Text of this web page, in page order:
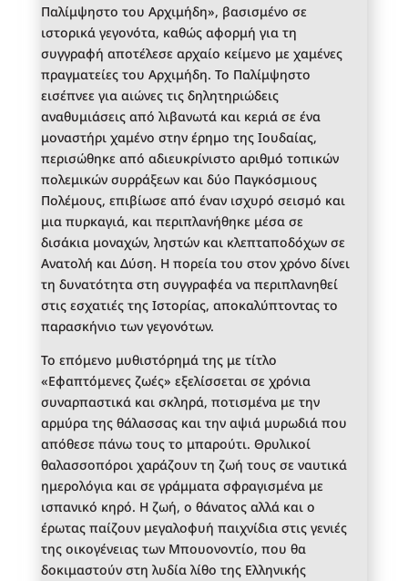
Παλίμψηστο του Αρχιμήδη», βασισμένο σε
ιστορικά γεγονότα, καθώς αφορμή για τη
συγγραφή αποτέλεσε αρχαίο κείμενο με χαμένες
πραγματείες του Αρχιμήδη. Το Παλίμψηστο
εισέπνεε για αιώνες τις δηλητηριώδεις
αναθυμιάσεις από λιβανωτά και κεριά σε ένα
μοναστήρι χαμένο στην έρημο της Ιουδαίας,
περισώθηκε από αδιευκρίνιστο αριθμό τοπικών
πολεμικών συρράξεων και δύο Παγκόσμιους
Πολέμους, επιβίωσε από έναν ισχυρό σεισμό και
μια πυρκαγιά, και περιπλανήθηκε μέσα σε
δισάκια μοναχών, ληστών και κλεπταποδόχων σε
Ανατολή και Δύση. Η πορεία του στον χρόνο δίνει
τη δυνατότητα στη συγγραφέα να περιπλανηθεί
στις εσχατιές της Ιστορίας, αποκαλύπτοντας το
παρασκήνιο των γεγονότων.
Το επόμενο μυθιστόρημά της με τίτλο
«Εφαπτόμενες ζωές» εξελίσσεται σε χρόνια
συναρπαστικά και σκληρά, ποτισμένα με την
αρμύρα της θάλασσας και την αψιά μυρωδιά που
απόθεσε πάνω τους το μπαρούτι. Θρυλικοί
θαλασσοπόροι χαράζουν τη ζωή τους σε ναυτικά
ημερολόγια και σε γράμματα σφραγισμένα με
ισπανικό κηρό. Η ζωή, ο θάνατος αλλά και ο
έρωτας παίζουν μεγαλοφυή παιχνίδια στις γενιές
της οικογένειας των Μπουονοντίο, που θα
δοκιμαστούν στη λυδία λίθο της Ελληνικής